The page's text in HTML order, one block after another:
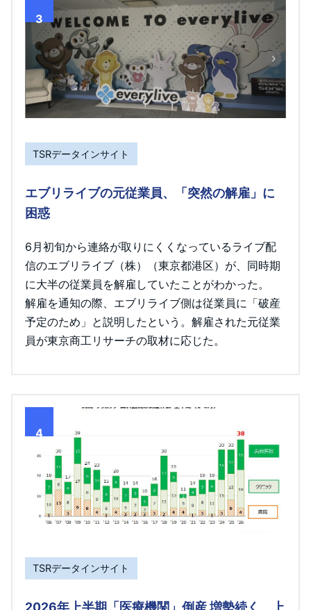
3
TSRデータインサイト
エブリライブの元従業員、「突然の解雇」に
困惑
6月初旬から連絡が取りにくくなっているライブ配
信のエブリライブ（株）（東京都港区）が、同時期
に大半の従業員を解雇していたことがわかった。
解雇を通知の際、エブリライブ側は従業員に「破産
予定のため」と説明したという。解雇された元従業
員が東京商工リサーチの取材に応じた。
4
TSRデータインサイト
2026年上半期「医療機関」倒産 増勢続く 上